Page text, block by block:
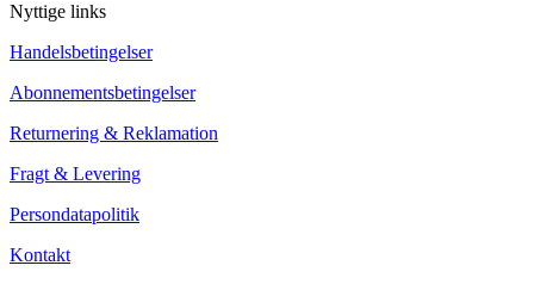
Nyttige links
Handelsbetingelser
Abonnementsbetingelser
Returnering & Reklamation
Fragt & Levering
Persondatapolitik
Kontakt